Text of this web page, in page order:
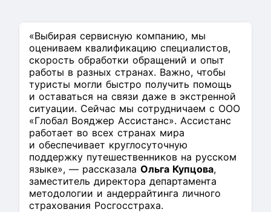
«Выбирая сервисную компанию, мы
оцениваем квалификацию специалистов,
скорость обработки обращений и опыт
работы в разных странах. Важно, чтобы
туристы могли быстро получить помощь
и оставаться на связи даже в экстренной
ситуации. Сейчас мы сотрудничаем с ООО
«Глобал Вояджер Ассистанс». Ассистанс
работает во всех странах мира
и обеспечивает круглосуточную
поддержку путешественников на русском
языке», — рассказала Ольга Купцова,
заместитель директора департамента
методологии и андеррайтинга личного
страхования Росгосстраха.